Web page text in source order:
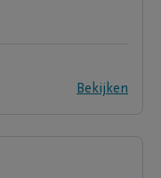
Bekijken